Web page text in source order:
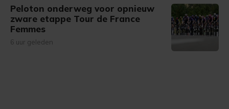
Peloton onderweg voor opnieuw
zware etappe Tour de France
Femmes
6 uur geleden